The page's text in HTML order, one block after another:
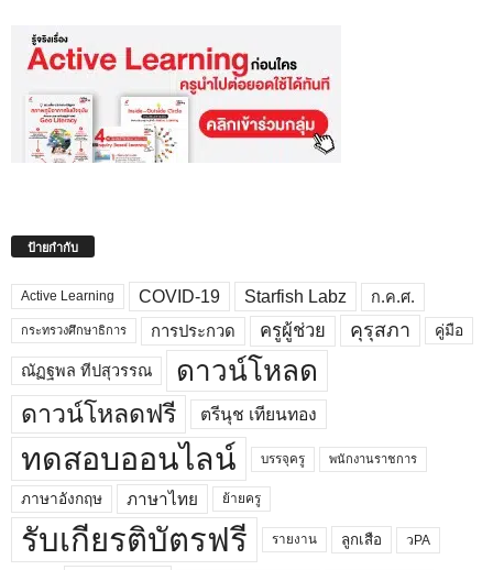
ป้ายกำกับ
Active Learning COVID-19 Starfish Labz ก.ค.ศ.
กระทรวงศึกษาธิการ การประกวด ครูผู้ช่วย คุรุสภา คู่มือ
ณัฏฐพล ทีปสุวรรณ ดาวน์โหลด
ดาวน์โหลดฟรี ตรีนุช เทียนทอง
ทดสอบออนไลน์ บรรจุครู พนักงานราชการ
ภาษาอังกฤษ ภาษาไทย ย้ายครู
รับเกียรติบัตรฟรี รายงาน ลูกเสือ วPA